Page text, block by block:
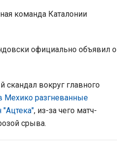
команда Каталонии
официально объявил о
вокруг главного
Мехико разгневанные
"Ацтека", из-за чего матч-
срыва.